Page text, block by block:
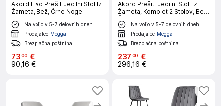
Akord Livo Prešit Jedilni Stol Iz
Žameta, Bež, Črne Noge
Na voljo v 5-7 delovnih dneh
Prodajalec Megga
Brezplačna poštnina
7300 €
90,16 €
Akord Prešiti Jedilni Stoli Iz
Žameta, Komplet 2 Stolov, Bež,
Črne Noge
Na voljo v 5-7 delovnih dneh
Prodajalec Megga
Brezplačna poštnina
237 00 €
296,16 €